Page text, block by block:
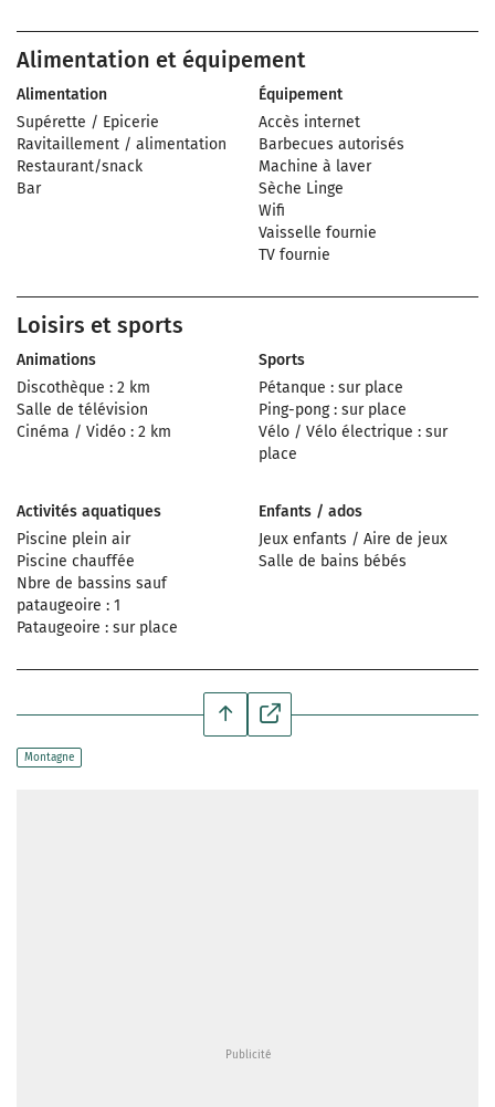
Alimentation et équipement
Alimentation
Supérette / Epicerie
Ravitaillement / alimentation
Restaurant/snack
Bar
Équipement
Accès internet
Barbecues autorisés
Machine à laver
Sèche Linge
Wifi
Vaisselle fournie
TV fournie
Loisirs et sports
Animations
Discothèque : 2 km
Salle de télévision
Cinéma / Vidéo : 2 km
Sports
Pétanque : sur place
Ping-pong : sur place
Vélo / Vélo électrique : sur
place
Activités aquatiques
Piscine plein air
Piscine chauffée
Nbre de bassins sauf
pataugeoire : 1
Pataugeoire : sur place
Enfants / ados
Jeux enfants / Aire de jeux
Salle de bains bébés
Montagne